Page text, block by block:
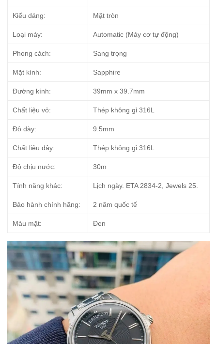
Kiểu dáng: Mặt tròn
Loại máy: Automatic (Máy cơ tự động)
Phong cách: Sang trọng
Mặt kính: Sapphire
Đường kính: 39mm x 39.7mm
Chất liệu vỏ: Thép không gỉ 316L
Độ dày: 9.5mm
Chất liệu dây: Thép không gỉ 316L
Độ chịu nước: 30m
Tính năng khác: Lịch ngày. ETA 2834-2, Jewels 25.
Bảo hành chính hãng: 2 năm quốc tế
Màu mặt: Đen